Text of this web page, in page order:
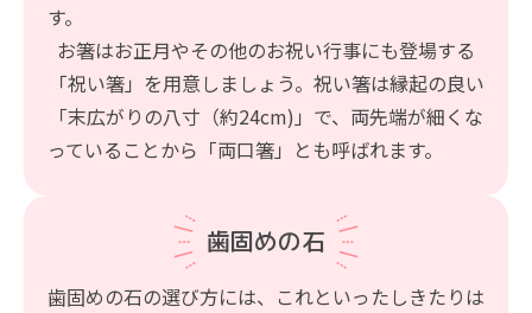
す。
お箸はお正月やその他のお祝い行事にも登場する
「祝い箸」を用意しましょう。祝い箸は縁起の良い
「末広がりの八寸（約24cm)」で、両先端が細くな
っていることから「両口箸」とも呼ばれます。
歯固めの石
歯固めの石の選び方には、これといったしきたりは